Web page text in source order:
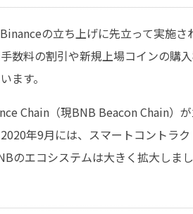
の立ち上げに先立って実施
数料の割引や新規上場コインの購
ます。
Chain（現BNB Beacon Chain）
年9月には、スマートコントラ
のエコシステムは大きく拡大しまし